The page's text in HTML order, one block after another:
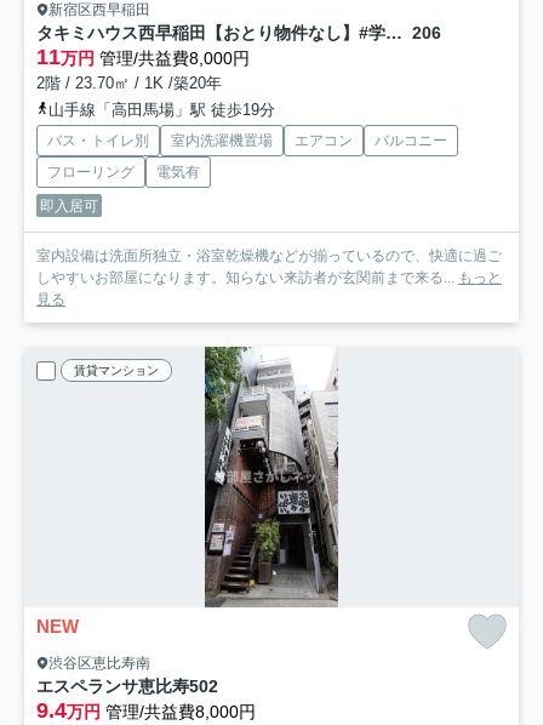
新宿区西早稲田
タキミハウス西早稲田【おとり物件なし】#学生・社会人にオススメ！初期費用分割払いOK！ 206
11万円 管理/共益費8,000円
2階 / 23.70㎡ / 1K /築20年
山手線「高田馬場」駅 徒歩19分
バス・トイレ別 室内洗濯機置場 エアコン
バルコニー
フローリング
電気有
即入居可
室内設備は洗面所独立・浴室乾燥機などが揃っているので、快適に過ご
しやすいお部屋になります。知らない来訪者が玄関前まで来る... もっと
見る
賃貸マンション
NEW
渋谷区恵比寿南
エスペランサ恵比寿502
9.4万円 管理/共益費8,000円